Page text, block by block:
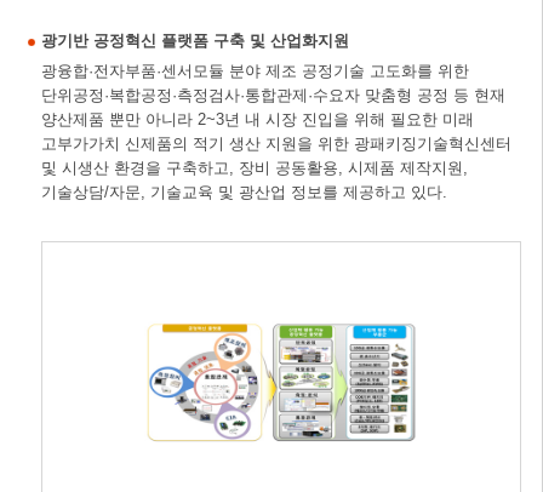
광기반 공정혁신 플랫폼 구축 및 산업화지원
광융합·전자부품·센서모듈 분야 제조 공정기술 고도화를 위한
단위공정·복합공정·측정검사·통합관제·수요자 맞춤형 공정 등 현재
양산제품 뿐만 아니라 2~3년 내 시장 진입을 위해 필요한 미래
고부가가치 신제품의 적기 생산 지원을 위한 광패키징기술혁신센터
및 시생산 환경을 구축하고, 장비 공동활용, 시제품 제작지원,
기술상담/자문, 기술교육 및 광산업 정보를 제공하고 있다.